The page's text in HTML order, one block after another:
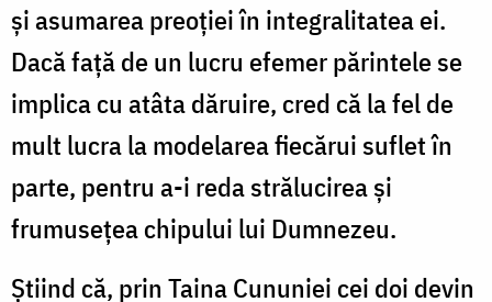
și asumarea preoției în integralitatea ei.
Dacă față de un lucru efemer părintele se
implica cu atâta dăruire, cred că la fel de
mult lucra la modelarea fiecărui suflet în
parte, pentru a-i reda strălucirea și
frumusețea chipului lui Dumnezeu.
Știind că, prin Taina Cununiei cei doi devin